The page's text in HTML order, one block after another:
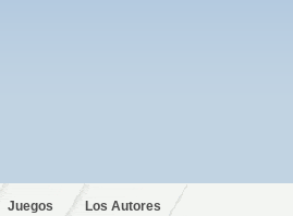
Juegos Los Autores